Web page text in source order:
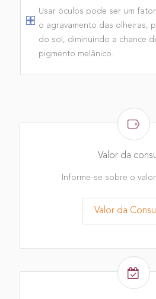
Usar óculos pode ser um
o agravamento das olheiras,
do sol, diminuindo a chance
pigmento melânico.
Valor da
Informe-se sobre o
Valor da